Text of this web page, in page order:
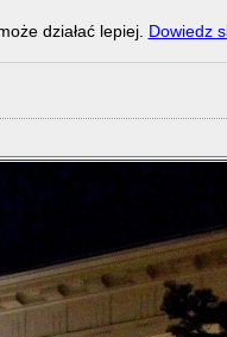
działać lepiej. Dowiedz